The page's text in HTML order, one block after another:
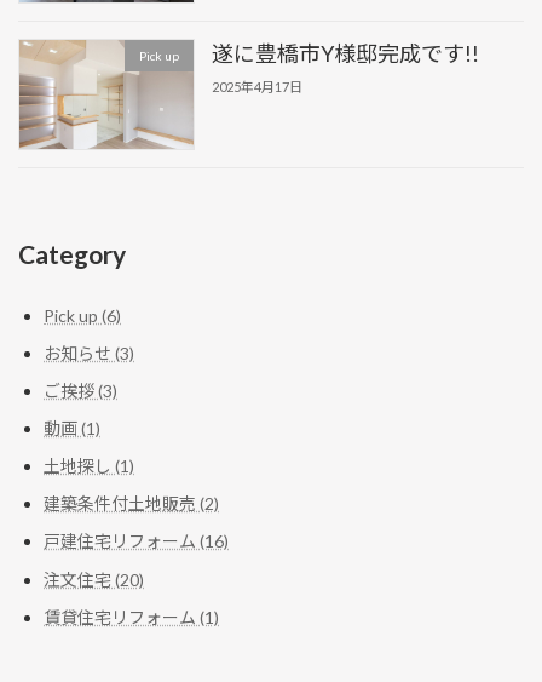
Pick up 遂に豊橋市Y様邸完成です!!
2025年4月17日
Category
Pick up (6)
お知らせ (3)
ご挨拶 (3)
動画 (1)
土地探し (1)
建築条件付土地販売 (2)
戸建住宅リフォーム (16)
注文住宅 (20)
賃貸住宅リフォーム (1)